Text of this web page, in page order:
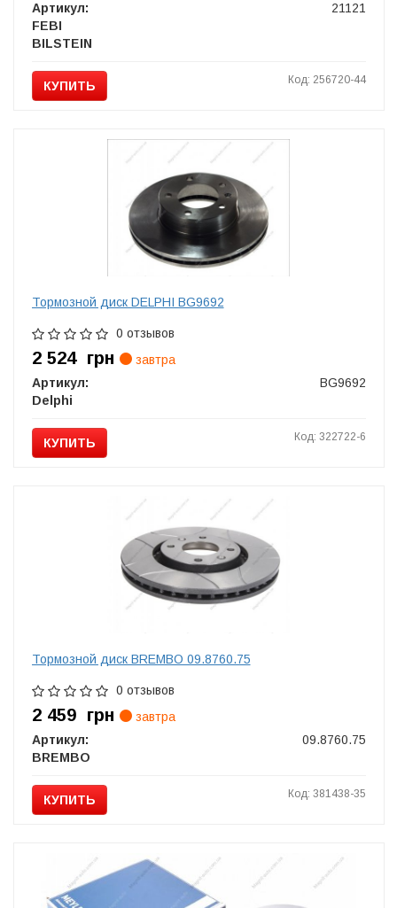
Артикул:
21121
FEBI
BILSTEIN
КУПИТЬ Код: 256720-44
Тормозной диск DELPHI BG9692
0 отзывов
2 524 грн
завтра
Артикул:
BG9692
Delphi
КУПИТЬ Код: 322722-6
Тормозной диск BREMBO 09.8760.75
0 отзывов
2 459 грн
завтра
Артикул:
09.8760.75
BREMBO
КУПИТЬ Код: 381438-35